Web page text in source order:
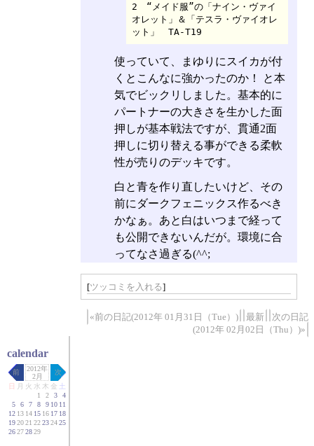
2　“メイド服”の「ナイン・ヴァイ
オレット」＆「テスラ・ヴァイオレ
ット」　TA-T19
使っていて、まゆりにスイカが付
くとこんなに強かったのか！ と本
気でビックリしました。基本的に
パートナーの大きさを生かした面
押しが基本戦法ですが、貫通2面
押しに切り替える事ができる柔軟
性が売りのデッキです。
白と青を作り直したいけど、その
前にダークフェニックス作るべき
かなぁ。あと白はいつまで経って
も公開できないんだが。環境に合
ってなさ過ぎる(^^;
[ツッコミを入れる]
«前の日記(2012年 01月31日（Tue）) 最新
次の日記
(2012年 02月02日（Thu）)»
calendar
前
2012年
2月
次
日
月 火 水 木 金 土
1
2 3
4
5
6 7 8 9 10 11
12 13 14 15 16 17 18
192021 22232425
26272829